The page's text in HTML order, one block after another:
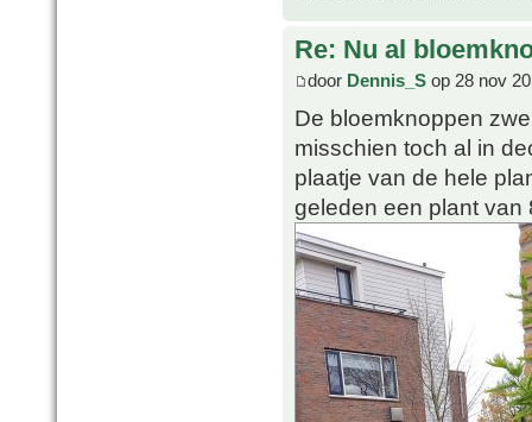
Re: Nu al
door Dennis_S op 28 nov
De bloemknoppen
misschien toch al in
plaatje van de hele
geleden een plant van